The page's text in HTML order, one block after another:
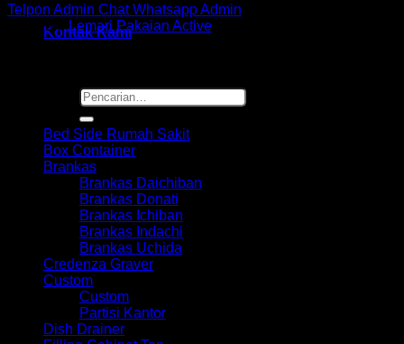
Kontak Kami
Pencarian
untuk:
Telpon Admin Chat Whatsapp Admin
Kategori:Lemari Pakaian Active
Bed Side Rumah Sakit
Box Container
Brankas
Brankas Daichiban
Brankas Donati
Brankas Ichiban
Brankas Indachi
Brankas Uchida
Credenza Graver
Custom
Custom
Partisi Kantor
Dish Drainer